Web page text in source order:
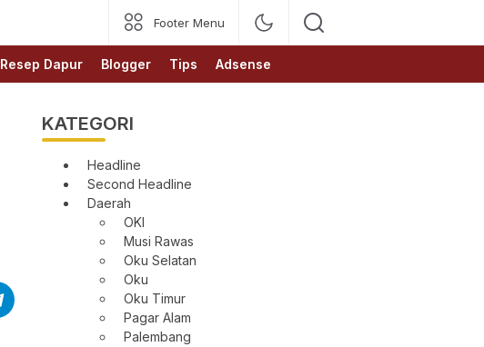
Footer Menu
Resep Dapur Blogger Tips Adsense
KATEGORI
Headline
Second Headline
Daerah
OKI
Musi Rawas
Oku Selatan
Oku
Oku Timur
Pagar Alam
Palembang